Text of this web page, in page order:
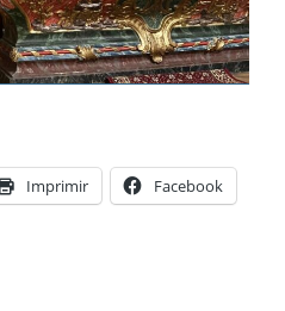
Imprimir Facebook